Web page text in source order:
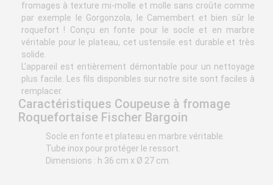
fromages à texture mi-molle et molle sans croûte comme
par exemple le Gorgonzola, le Camembert et bien sûr le
roquefort ! Conçu en fonte pour le socle et en marbre
véritable pour le plateau, cet ustensile est durable et très
solide.
L'appareil est entièrement démontable pour un nettoyage
plus facile. Les fils disponibles sur notre site sont faciles à
remplacer.
Caractéristiques Coupeuse à fromage
Roquefortaise Fischer Bargoin
Socle en fonte et plateau en marbre véritable.
Tube inox pour protéger le ressort.
Dimensions : h 36 cm x Ø 27 cm.